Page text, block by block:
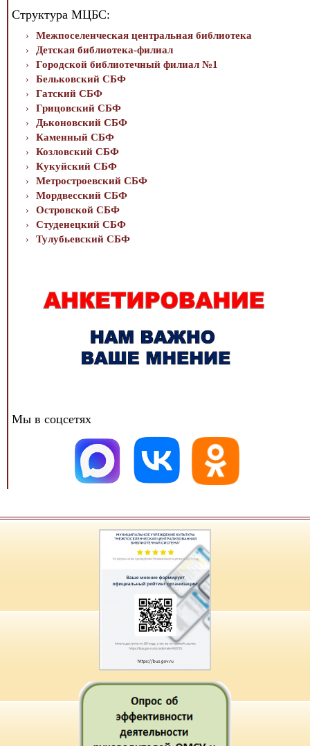
Структура МЦБС:
Межпоселенческая центральная библиотека
Детская библиотека-филиал
Городской библиотечный филиал №1
Бельковский СБФ
Гатский СБФ
Грицовский СБФ
Дьконовский СБФ
Каменный СБФ
Козловский СБФ
Кукуйский СБФ
Метростроевский СБФ
Мордвесский СБФ
Островской СБФ
Студенецкий СБФ
Тулубьевский СБФ
Мы в соцсетях